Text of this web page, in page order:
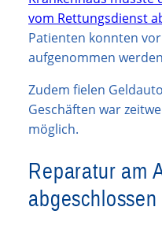
vom Rettungsdienst
Patienten konnten
aufgenommen
Zudem fielen
Geschäften war
möglich.
Reparatur am
abgeschlossen